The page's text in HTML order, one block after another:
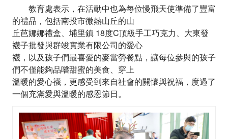
教育處表示，在活動中也為每位慢飛天使準備了豐富
的禮品，包括南投市微熱山丘的山
丘芭娜娜禮盒、埔里鎮 18度C頂級手工巧克力、大東發
襪子批發與群竣實業有限公司的愛心
襪，以及孩子們最喜愛的麥當勞餐點，讓每位參與的孩子
們不僅能夠品嚐甜蜜的美食、穿上
溫暖的愛心襪，更感受到來自社會的關懷與祝福，度過了
一個充滿愛與溫暖的感恩節日。